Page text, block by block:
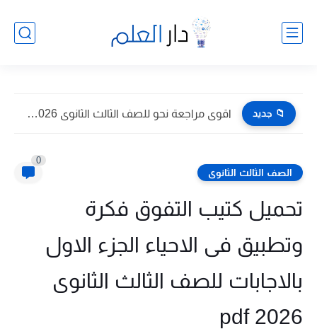
📁 جديد اقوى مراجعة نحو للصف الثالث الثانوى 2026 pdf اعداد توجيه...
الصف الثالث الثانوى
0
تحميل كتيب التفوق فكرة
وتطبيق فى الاحياء الجزء الاول
بالاجابات للصف الثالث الثانوى
2026 pdf